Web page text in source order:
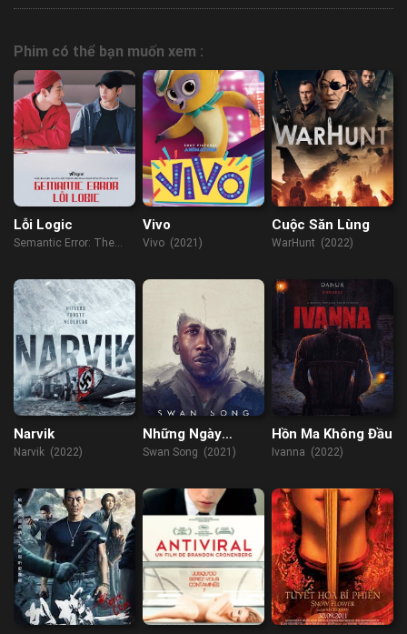
Phim có thể bạn muốn xem :
Lỗi Logic
Semantic Error: The
Vivo
Vivo (2021)
Cuộc Săn Lùng
WarHunt (2022)
Narvik
Narvik (2022)
Những Ngày
Tháng Cuối
Swan Song (2021)
Hồn Ma Không Đầu
Ivanna (2022)